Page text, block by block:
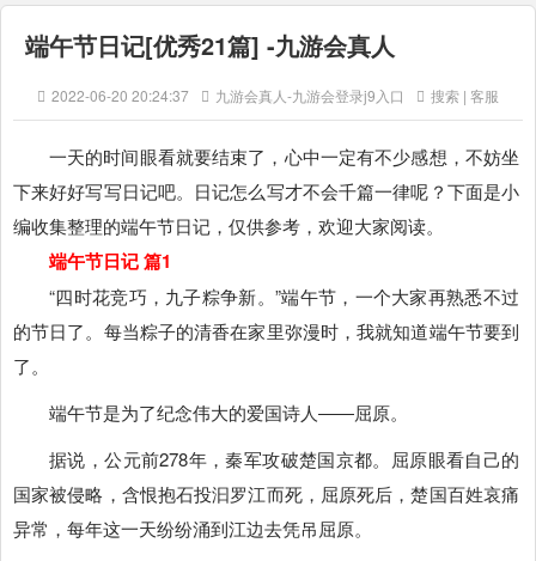
端午节日记[优秀21篇] -九游会真人
2022-06-20 20:24:37 九游会真人-九游会登录j9入口 搜索 | 客服
一天的时间眼看就要结束了，心中一定有不少感想，不妨坐
下来好好写写日记吧。日记怎么写才不会千篇一律呢？下面是小
编收集整理的端午节日记，仅供参考，欢迎大家阅读。
端午节日记 篇1
“四时花竞巧，九子粽争新。”端午节，一个大家再熟悉不过
的节日了。每当粽子的清香在家里弥漫时，我就知道端午节要到
了。
端午节是为了纪念伟大的爱国诗人――屈原。
据说，公元前278年，秦军攻破楚国京都。屈原眼看自己的
国家被侵略，含恨抱石投汩罗江而死，屈原死后，楚国百姓哀痛
异常，每年这一天纷纷涌到江边去凭吊屈原。